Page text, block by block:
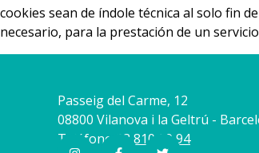
cookies sean de índole técnica al solo fin
necesario, para la prestación de un
Passeig del Carme, 12
08800 Vilanova i la Geltrú -
Teléfono 93 810 09 94